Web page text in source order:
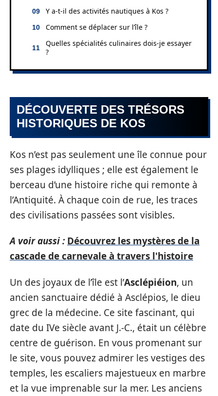
Y a-t-il des activités nautiques à Kos ?
Comment se déplacer sur l’île ?
Quelles spécialités culinaires dois-je essayer
?
DÉCOUVERTE DES TRÉSORS
HISTORIQUES DE KOS
Kos n’est pas seulement une île connue pour
ses plages idylliques ; elle est également le
berceau d’une histoire riche qui remonte à
l’Antiquité. À chaque coin de rue, les traces
des civilisations passées sont visibles.
A voir aussi : Découvrez les mystères de la
cascade de carnevale à travers l'histoire
Un des joyaux de l’île est l’Asclépiéion, un
ancien sanctuaire dédié à Asclépios, le dieu
grec de la médecine. Ce site fascinant, qui
date du IVe siècle avant J.-C., était un célèbre
centre de guérison. En vous promenant sur
le site, vous pouvez admirer les vestiges des
temples, les escaliers majestueux en marbre
et la vue imprenable sur la mer. Les anciens